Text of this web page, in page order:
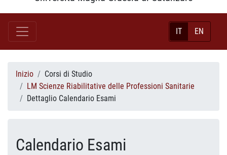
IT EN
Inizio
Corsi di Studio
LM Scienze Riabilitative delle Professioni Sanitarie
Dettaglio Calendario Esami
Calendario Esami